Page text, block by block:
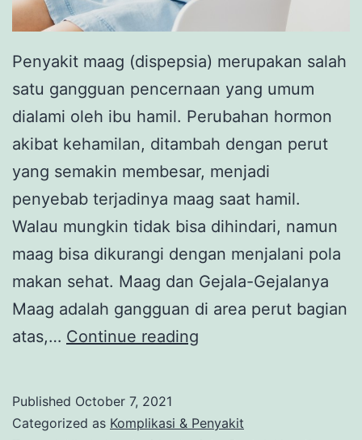
Penyakit maag (dispepsia) merupakan salah
satu gangguan pencernaan yang umum
dialami oleh ibu hamil. Perubahan hormon
akibat kehamilan, ditambah dengan perut
yang semakin membesar, menjadi
penyebab terjadinya maag saat hamil.
Walau mungkin tidak bisa dihindari, namun
maag bisa dikurangi dengan menjalani pola
makan sehat. Maag dan Gejala-Gejalanya
Maag adalah gangguan di area perut bagian
atas,… Continue reading
Begini
Published October 7, 2021
Categorized as Komplikasi & Penyakit